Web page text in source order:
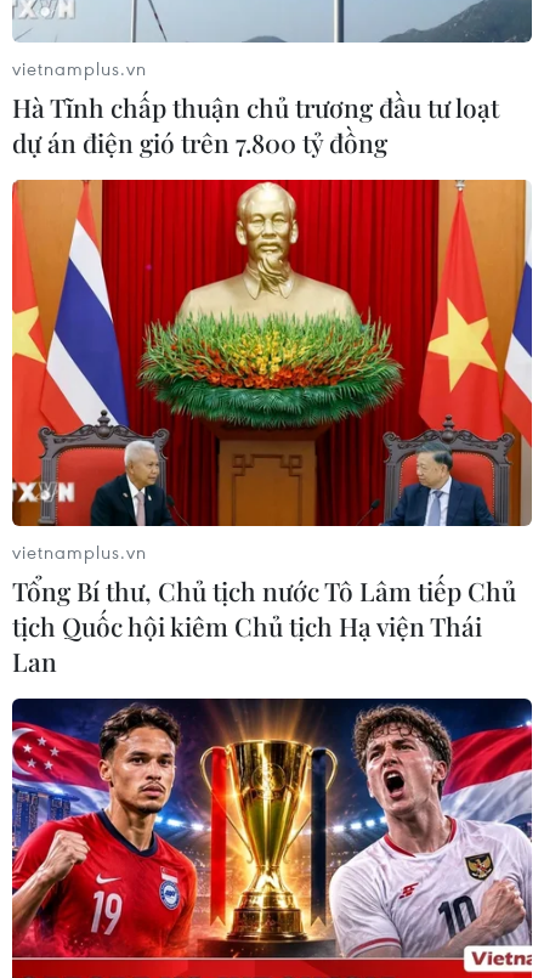
vietnamplus.vn
Hà Tĩnh chấp thuận chủ trương đầu tư loạt
dự án điện gió trên 7.800 tỷ đồng
vietnamplus.vn
Tổng Bí thư, Chủ tịch nước Tô Lâm tiếp Chủ
tịch Quốc hội kiêm Chủ tịch Hạ viện Thái
Lan